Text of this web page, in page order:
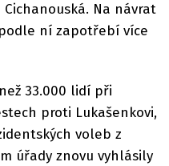
Na návrat
ní zapotřebí více
33.000 lidí při
proti Lukašenkovi,
voleb z
úřady znovu vyhlásily